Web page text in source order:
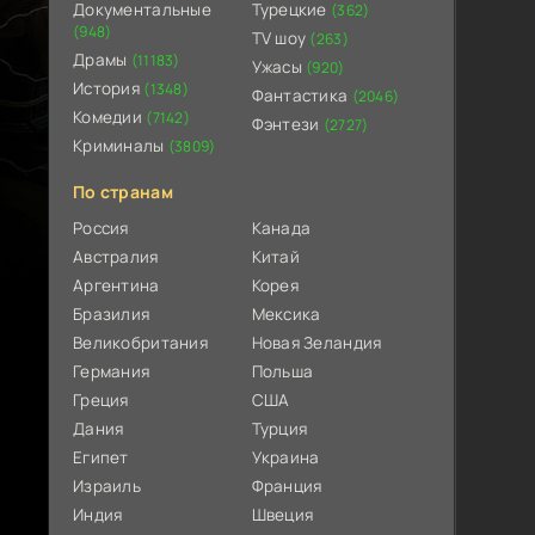
Документальные
(948)
Драмы (11183)
История (1348)
Комедии (7142)
Криминалы (3809)
Турецкие (362)
TV шоу (263)
Ужасы (920)
Фантастика (2046)
Фэнтези (2727)
По странам
Россия
Австралия
Аргентина
Бразилия
Великобритания
Германия
Греция
Дания
Египет
Израиль
Индия
Канада
Китай
Корея
Мексика
Новая Зеландия
Польша
США
Турция
Украина
Франция
Швеция